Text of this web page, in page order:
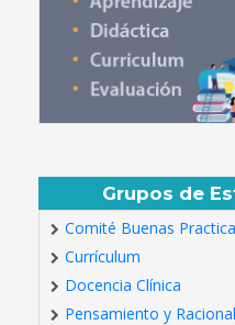
Grupos de
Comité Buenas
Currículum
Docencia Clínica
Pensamiento y